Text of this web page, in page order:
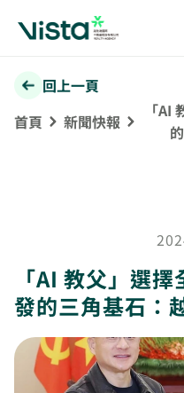
回上一頁
首頁
新聞快報
「AI
「AI 教父」選
發的三角基石：